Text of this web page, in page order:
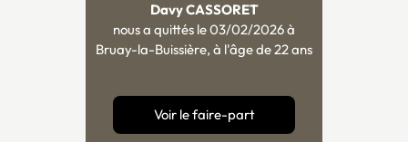
Davy CASSORET
nous a quittés le 03/02/2026 à
Bruay-la-Buissière, à l'âge de 22 ans
Voir le faire-part